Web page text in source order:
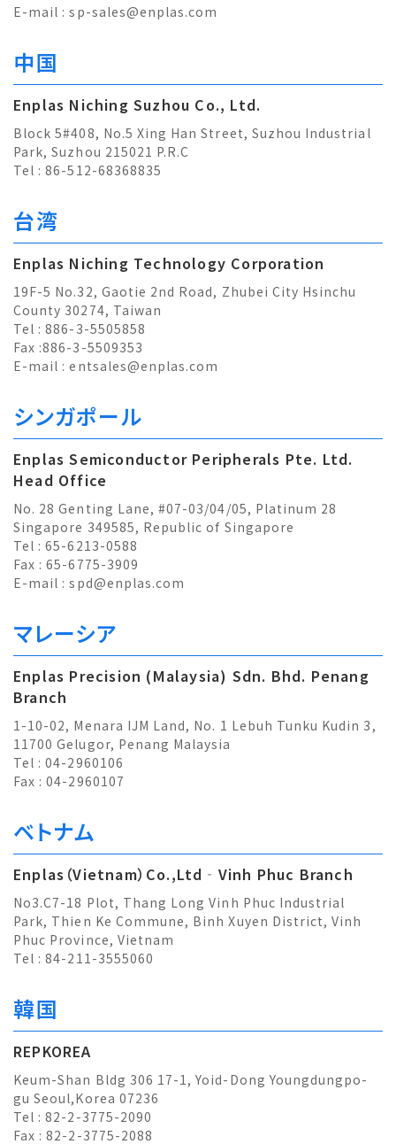
E-mail :sp-sales@enplas.com
中国
Enplas Niching Suzhou Co., Ltd.
Block 5#408, No.5 Xing Han Street, Suzhou Industrial
Park, Suzhou 215021 P.R.C
Tel : 86-512-68368835
台湾
Enplas Niching Technology Corporation
19F-5 No.32, Gaotie 2nd Road, Zhubei City Hsinchu
County 30274, Taiwan
Tel : 886-3-5505858
Fax :886-3-5509353
E-mail :entsales@enplas.com
シンガポール
Enplas Semiconductor Peripherals Pte. Ltd.
Head Office
No. 28 Genting Lane, #07-03/04/05, Platinum 28
Singapore 349585, Republic of Singapore
Tel : 65-6213-0588
Fax : 65-6775-3909
E-mail :spd@enplas.com
マレーシア
Enplas Precision (Malaysia) Sdn. Bhd. Penang
Branch
1-10-02, Menara IJM Land, No. 1 Lebuh Tunku Kudin 3,
11700 Gelugor, Penang Malaysia
Tel : 04-2960106
Fax : 04-2960107
ベトナム
Enplas（Vietnam）Co.,Ltd‐Vinh Phuc Branch
No3.C7-18 Plot, Thang Long Vinh Phuc Industrial
Park, Thien Ke Commune, Binh Xuyen District, Vinh
Phuc Province, Vietnam
Tel : 84-211-3555060
韓国
REPKOREA
Keum-Shan Bldg 306 17-1, Yoid-Dong Youngdungpo-
gu Seoul,Korea 07236
Tel : 82-2-3775-2090
Fax : 82-2-3775-2088